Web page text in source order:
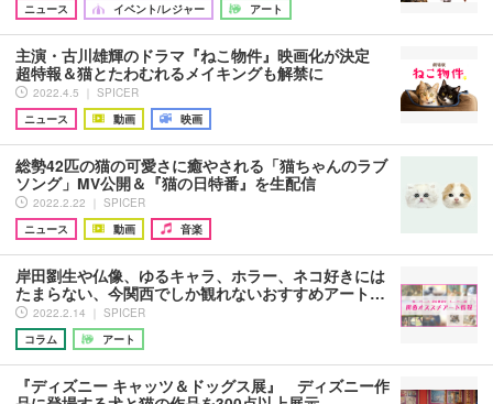
ニュース
イベント/レジャー アート
主演・古川雄輝のドラマ『ねこ物件』映画化が決定
超特報＆猫とたわむれるメイキングも解禁に
2022.4.5 ｜ SPICER
ニュース
動画 映画
総勢42匹の猫の可愛さに癒やされる「猫ちゃんのラブ
ソング」MV公開＆『猫の日特番』を生配信
2022.2.22 ｜ SPICER
ニュース
動画 音楽
岸田劉生や仏像、ゆるキャラ、ホラー、ネコ好きには
たまらない、今関西でしか観れないおすすめアート…
2022.2.14 ｜ SPICER
コラム
アート
『ディズニー キャッツ＆ドッグス展』 ディズニー作